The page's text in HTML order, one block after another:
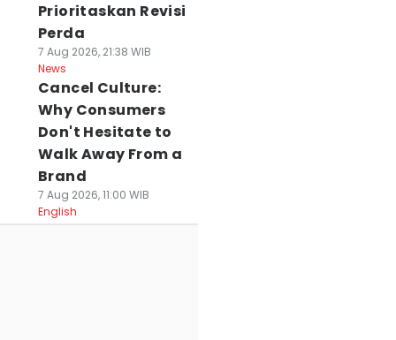
Prioritaskan Revisi
Perda
7 Aug 2026, 21:38 WIB
News
Cancel Culture:
Why Consumers
Don't Hesitate to
Walk Away From a
Brand
7 Aug 2026, 11:00 WIB
English